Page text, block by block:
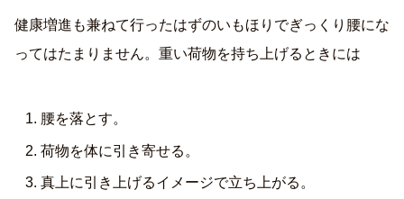
健康増進も兼ねて行ったはずのいもほりでぎっくり腰にな
ってはたまりません。重い荷物を持ち上げるときには
腰を落とす。
荷物を体に引き寄せる。
真上に引き上げるイメージで立ち上がる。